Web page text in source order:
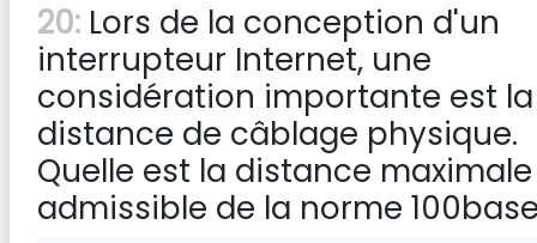
20: Lors de la conception d'un
interrupteur Internet, une
considération importante est la
distance de câblage physique.
Quelle est la distance maximale
admissible de la norme